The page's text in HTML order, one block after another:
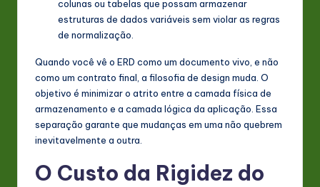
colunas ou tabelas que possam armazenar
estruturas de dados variáveis sem violar as regras
de normalização.
Quando você vê o ERD como um documento vivo, e não
como um contrato final, a filosofia de design muda. O
objetivo é minimizar o atrito entre a camada física de
armazenamento e a camada lógica da aplicação. Essa
separação garante que mudanças em uma não quebrem
inevitavelmente a outra.
O Custo da Rigidez do